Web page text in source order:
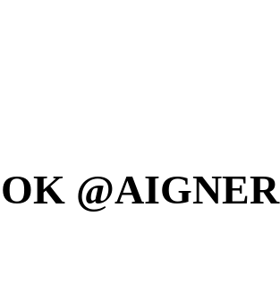
@AIGNER